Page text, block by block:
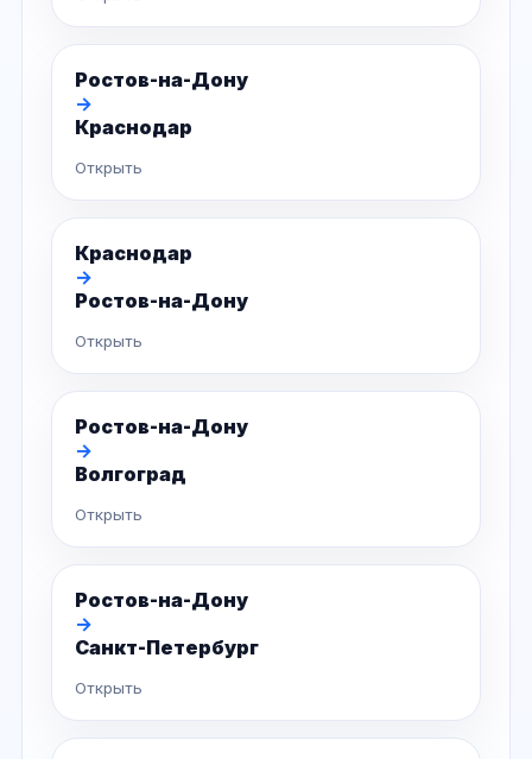
Ростов-на-Дону
→
Краснодар
Открыть
Краснодар
→
Ростов-на-Дону
Открыть
Ростов-на-Дону
→
Волгоград
Открыть
Ростов-на-Дону
→
Санкт-Петербург
Открыть